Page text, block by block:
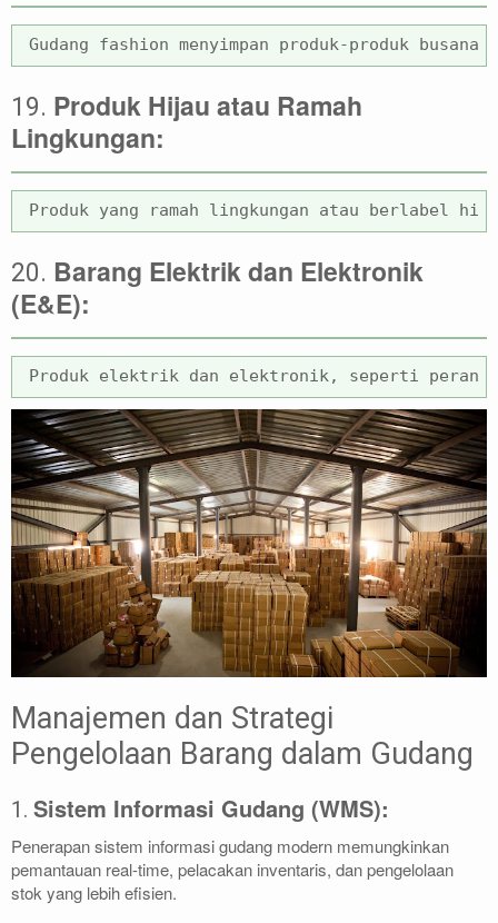
19. Produk Hijau atau Ramah
Lingkungan:
20. Barang Elektrik dan Elektronik
(E&E):
Manajemen dan Strategi
Pengelolaan Barang dalam Gudang
1. Sistem Informasi Gudang (WMS):
Penerapan sistem informasi gudang modern memungkinkan
pemantauan real-time, pelacakan inventaris, dan pengelolaan
stok yang lebih efisien.